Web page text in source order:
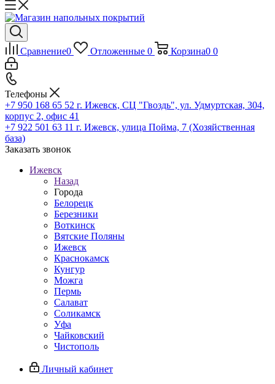
Сравнение0 Отложенные 0 Корзина0 0
Телефоны
+7 950 168 65 52 г. Ижевск, СЦ "Гвоздь", ул. Удмуртская, 304,
корпус 2, офис 41
+7 922 501 63 11 г. Ижевск, улица Пойма, 7 (Хозяйственная
база)
Заказать звонок
Ижевск
Назад
Города
Белорецк
Березники
Воткинск
Вятские Поляны
Ижевск
Краснокамск
Кунгур
Можга
Пермь
Салават
Соликамск
Уфа
Чайковский
Чистополь
Личный кабинет